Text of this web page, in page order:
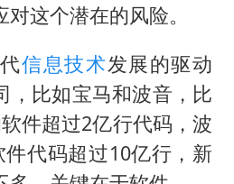
这个潜在的风险。
信息技术发展的驱动
，比如宝马和波音，比
件超过2亿行代码，波
代码超过10亿行，新